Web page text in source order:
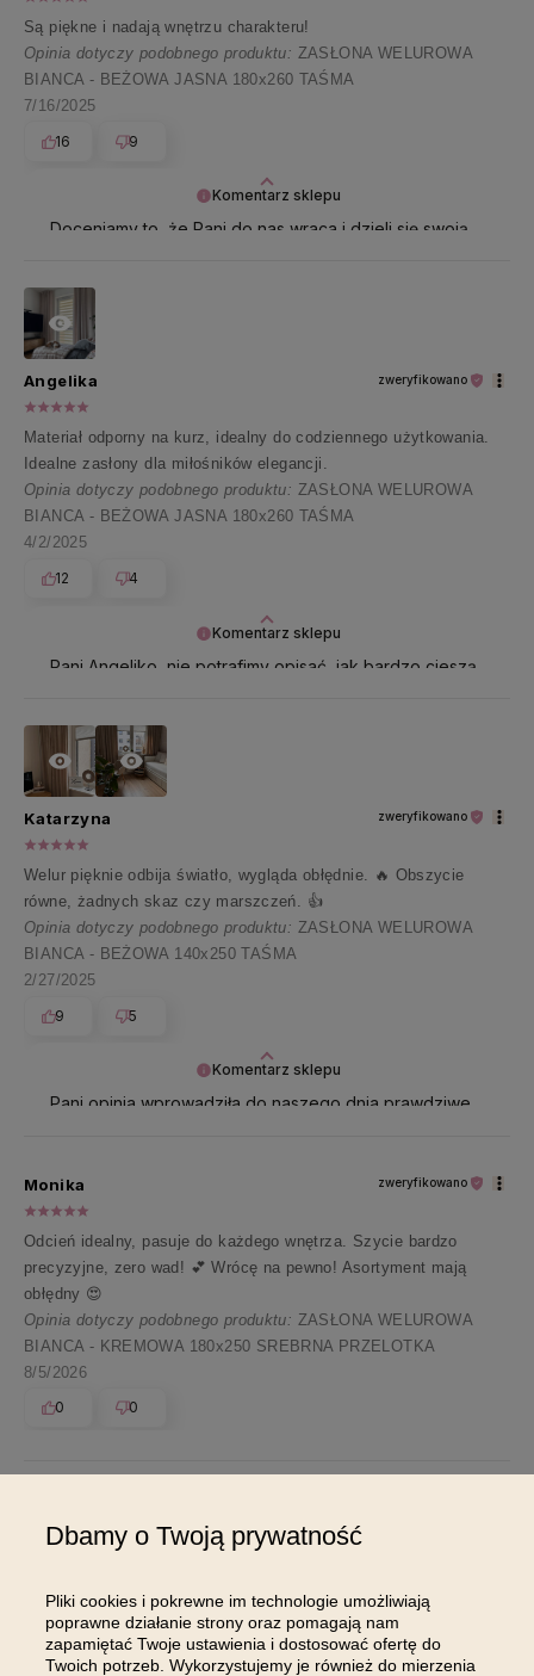
Komentarz sklepu
Doceniamy to, że Pani do nas wraca i dzieli się swoją
Są piękne i nadają wnętrzu charakteru!
Opinia dotyczy podobnego produktu: ZASŁONA WELUROWA
BIANCA - BEŻOWA JASNA 180x260 TAŚMA
7/16/2025
16
9
Komentarz sklepu
Pani Angeliko, nie potrafimy opisać, jak bardzo cieszą
Angelika zweryfikowano
Materiał odporny na kurz, idealny do codziennego użytkowania.
Idealne zasłony dla miłośników elegancji.
Opinia dotyczy podobnego produktu: ZASŁONA WELUROWA
BIANCA - BEŻOWA JASNA 180x260 TAŚMA
4/2/2025
12
4
Komentarz sklepu
Pani opinia wprowadziła do naszego dnia prawdziwe
Katarzyna zweryfikowano
Welur pięknie odbija światło, wygląda obłędnie. 🔥 Obszycie
równe, żadnych skaz czy marszczeń. 👍️
Opinia dotyczy podobnego produktu: ZASŁONA WELUROWA
BIANCA - BEŻOWA 140x250 TAŚMA
2/27/2025
9
5
Monika zweryfikowano
Odcień idealny, pasuje do każdego wnętrza. Szycie bardzo
precyzyjne, zero wad! 💕 Wrócę na pewno! Asortyment mają
obłędny 😍
Opinia dotyczy podobnego produktu: ZASŁONA WELUROWA
BIANCA - KREMOWA 180x250 SREBRNA PRZELOTKA
8/5/2026
0
0
Pokaż wszystkie od najnowszych
Dbamy o Twoją prywatność
Pliki cookies i pokrewne im technologie umożliwiają
poprawne działanie strony oraz pomagają nam
zapamiętać Twoje ustawienia i dostosować ofertę do
Twoich potrzeb. Wykorzystujemy je również do mierzenia